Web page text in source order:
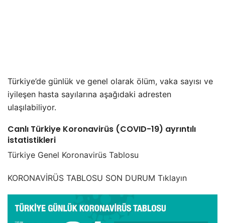
Türkiye’de günlük ve genel olarak ölüm, vaka sayısı ve
iyileşen hasta sayılarına aşağıdaki adresten
ulaşılabiliyor.
Canlı Türkiye Koronavirüs (COVID-19) ayrıntılı
istatistikleri
Türkiye Genel Koronavirüs Tablosu
KORONAVİRÜS TABLOSU SON DURUM Tıklayın